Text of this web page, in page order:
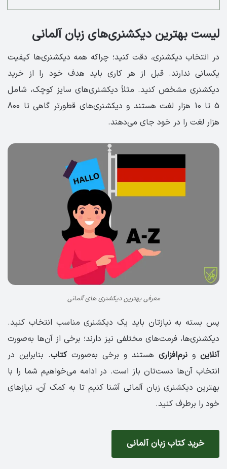
لیست بهترین دیکشنری‌های زبان آلمانی
در انتخاب دیکشنری، دقت کنید؛ چراکه همه دیکشنری‌ها کیفیت
یکسانی ندارند. قبل از هر کاری باید هدف خود را از خرید
دیکشنری مشخص کنید. مثلاً دیکشنری‌های سایز کوچک، شامل
5 تا 10 هزار لغت هستند و دیکشنری‌های قطورتر گاهی تا 800
هزار لغت را در خود جای می‌دهند.
معرفی بهترین دیکشنری های آلمانی
پس بسته به نیازتان باید یک دیکشنری مناسب انتخاب کنید.
دیکشنری‌ها، فرمت‌های مختلفی نیز دارند؛ برخی از آن‌ها به‌صورت
آنلاین و نرم‌افزاری هستند و برخی به‌صورتکتاب. بنابراین در
انتخاب آن‌ها دست‌تان باز است. در ادامه می‌خواهیم شما را با
بهترین دیکشنری زبان آلمانی آشنا کنیم تا به کمک آن، نیازهای
خود را برطرف کنید.
خرید کتاب زبان آلمانی